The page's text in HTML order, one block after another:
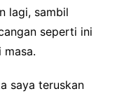
lagi, sambil
seperti ini
saya teruskan